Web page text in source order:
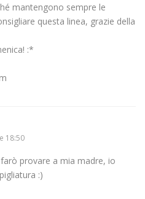
mantengono sempre le
questa linea, grazie della
:*
18:50
provare a mia madre, io
:)